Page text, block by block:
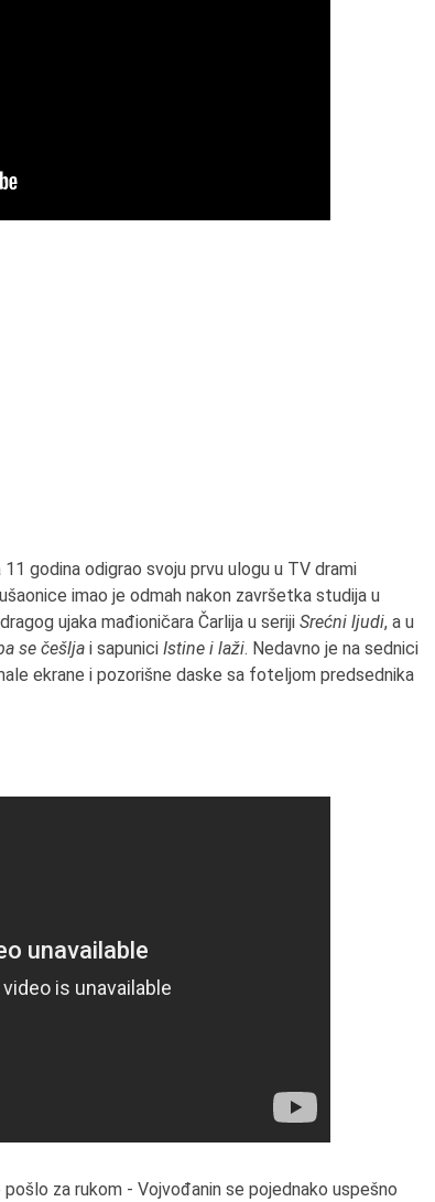
11 godina odigrao svoju prvu ulogu u TV drami
imao je odmah nakon završetka studija u
ujaka mađioničara Čarlija u seriji Srećni ljudi, a u
se češlja i sapunici Istine i laži. Nedavno je na sednici
ekrane i pozorišne daske sa foteljom predsednika
za rukom - Vojvođanin se pojednako uspešno